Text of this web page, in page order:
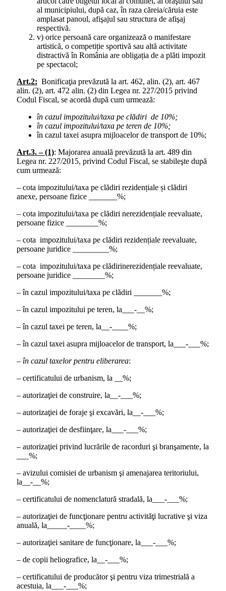
al municipiului, după caz, în raza căreia/căruia este
amplasat panoul, afişajul sau structura de afişaj
respectivă.
v) orice persoană care organizează o manifestare
artistică, o competiție sportivă sau altă activitate
distractivă în România are obligația de a plăti impozit
pe spectacol;
Art.2: Bonificaţia prevăzută la art. 462, alin. (2), art. 467
alin. (2), art. 472 alin. (2) din Legea nr. 227/2015 privind
Codul Fiscal, se acordă după cum urmează:
în cazul impozitului/taxa pe clădiri de 10%;
în cazul impozitului/taxa pe teren de 10%;
în cazul taxei asupra mijloacelor de transport de 10%;
Art.3. – (1): Majorarea anuală prevăzută la art. 489 din
Legea nr. 227/2015, privind Codul Fiscal, se stabileşte după
cum urmează:
– cota impozitului/taxa pe clădiri rezidențiale și clădiri
anexe, persoane fizice ­­­_______%;
– cota impozitului/taxa pe clădiri nerezidențiale reevaluate,
persoane fizice ________%;
– cota impozitului/taxa pe clădiri rezidențiale reevaluate,
persoane juridice _________%;
– cota impozitului/taxa pe clădirinerezidențiale reevaluate,
persoane juridice ________%;
– în cazul impozitului/taxa pe clădiri _______%;
– în cazul impozitului pe teren, la___-__%;
– în cazul taxei pe teren, la__-____%;
– în cazul taxei asupra mijloacelor de transport, la___-___%;
– în cazul taxelor pentru eliberarea:
– certificatului de urbanism, la __%;
– autorizaţiei de construire, la__-___%;
– autorizaţiei de foraje şi excavări, la__-___%;
– autorizaţiei de desfiinţare, la___-___%;
– autorizaţiei privind lucrările de racorduri şi branşamente, la
___%;
– avizului comisiei de urbanism şi amenajarea teritoriului,
la__-__%;
– certificatului de nomenclatură stradală, la___-___%;
– autorizaţiei de funcţionare pentru activităţi lucrative şi viza
anuală, la_____-____%;
– autorizaţiei sanitare de funcţionare, la___-___%;
– de copii heliografice, la__-___%;
– certificatului de producător şi pentru viza trimestrială a
acestuia, la___-___%;